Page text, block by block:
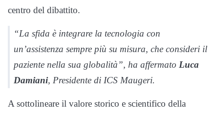
centro del dibattito.
“La sfida è integrare la tecnologia con
un’assistenza sempre più su misura, che consideri il
paziente nella sua globalità”, ha affermato Luca
Damiani, Presidente di ICS Maugeri.
A sottolineare il valore storico e scientifico della